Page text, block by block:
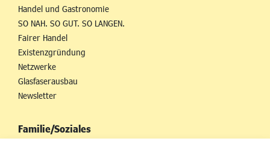
Handel und Gastronomie
SO NAH. SO GUT. SO LANGEN.
Fairer Handel
Existenzgründung
Netzwerke
Glasfaserausbau
Newsletter
Familie/Soziales